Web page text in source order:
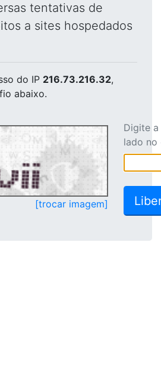
tentativas de
a sites hospedados
do IP 216.73.216.32,
abaixo.
[trocar imagem]
Digite
lado no